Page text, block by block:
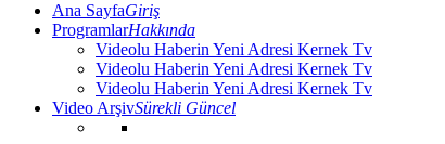
Ana SayfaGiriş
ProgramlarHakkında
Videolu Haberin Yeni Adresi Kernek Tv
Videolu Haberin Yeni Adresi Kernek Tv
Videolu Haberin Yeni Adresi Kernek Tv
Video ArşivSürekli Güncel